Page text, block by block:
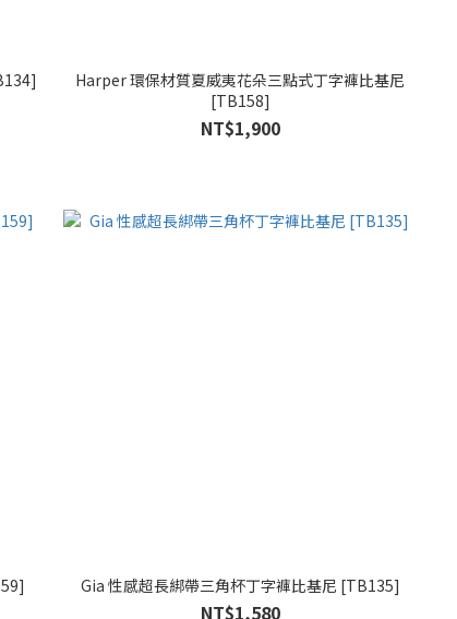
Harper 環保材質夏威夷花朵三點式丁字褲比基尼
[TB158]
NT$1,900
Gia 性感超長綁帶三角杯丁字褲比基尼 [TB135]
NT$1,580